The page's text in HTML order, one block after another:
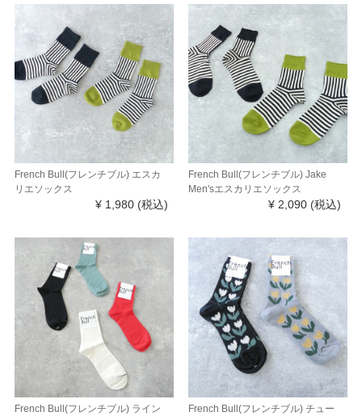
French Bull(フレンチブル) エスカ
リエソックス
¥ 1,980 (税込)
French Bull(フレンチブル) Jake
Men'sエスカリエソックス
¥ 2,090 (税込)
French Bull(フレンチブル) ライン
French Bull(フレンチブル) チュー